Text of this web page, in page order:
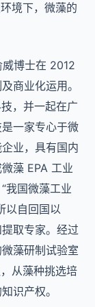
境下，微藻的
博士在 2012
商业化运用。
，并一起在广
一家专心于微
业，具有国内
藻 EPA 工业
我国微藻工业
以自回国以
取专家。经过
藻研制试验室
从藻种挑选培
识产权。